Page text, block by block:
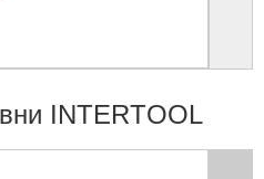
INTERTOOL